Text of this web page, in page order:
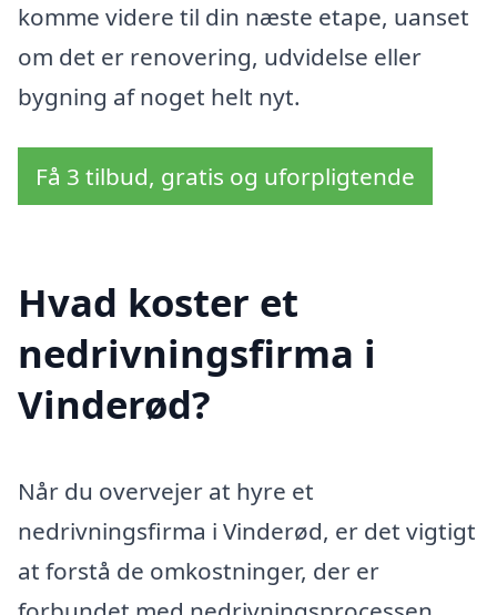
komme videre til din næste etape, uanset
om det er renovering, udvidelse eller
bygning af noget helt nyt.
Få 3 tilbud, gratis og uforpligtende
Hvad koster et
nedrivningsfirma i
Vinderød?
Når du overvejer at hyre et
nedrivningsfirma i Vinderød, er det vigtigt
at forstå de omkostninger, der er